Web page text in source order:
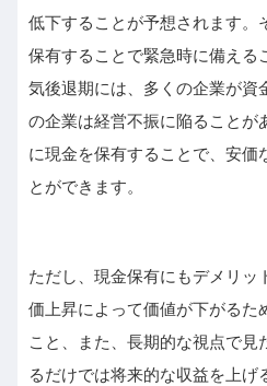
低下することが予想されます。
保有することで緊急時に備える
気後退期には、多くの企業が資
の企業は経営不振に陥ることが
に現金を保有することで、安価
とができます。
ただし、現金保有にもデメリッ
価上昇によって価値が下がるた
こと、また、長期的な視点で見
るだけでは将来的な収益を上げ